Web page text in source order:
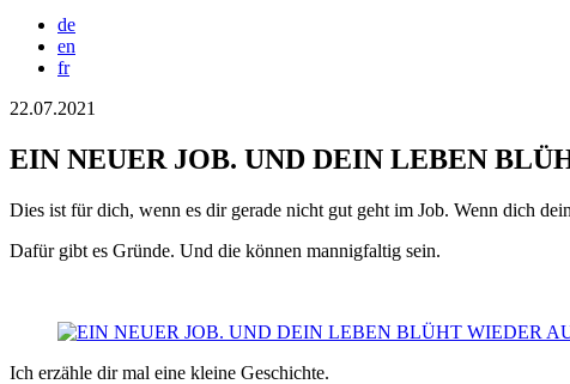
de
en
fr
22.07.2021
EIN NEUER JOB. UND DEIN LEBEN
Dies ist für dich, wenn es dir gerade nicht gut geht im Job. Wenn dich
Dafür gibt es Gründe. Und die können mannigfaltig sein.
Ich erzähle dir mal eine kleine Geschichte.